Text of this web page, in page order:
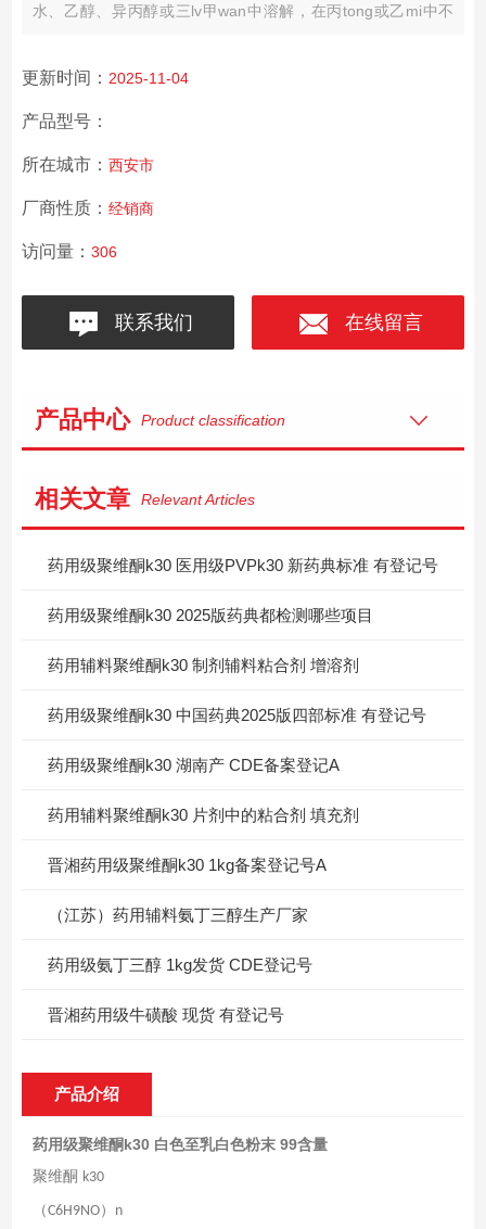
水、乙醇、异丙醇或三lv甲wan中溶解，在丙tong或乙mi中不
更新时间： 2025-11-04
产品型号：
所在城市： 西安市
厂商性质： 经销商
访问量： 306
联系我们 在线留言
产品中心 Product classification
相关文章 Relevant Articles
药用级聚维酮k30 医用级PVPk30 新药典标准 有登记号
药用级聚维酮k30 2025版药典都检测哪些项目
药用辅料聚维酮k30 制剂辅料粘合剂 增溶剂
药用级聚维酮k30 中国药典2025版四部标准 有登记号
药用级聚维酮k30 湖南产 CDE备案登记A
药用辅料聚维酮k30 片剂中的粘合剂 填充剂
晋湘药用级聚维酮k30 1kg备案登记号A
（江苏）药用辅料氨丁三醇生产厂家
药用级氨丁三醇 1kg发货 CDE登记号
晋湘药用级牛磺酸 现货 有登记号
产品介绍
药用级聚维酮k30 白色至乳白色粉末 99含量
聚维酮 k30
（C6H9NO） n